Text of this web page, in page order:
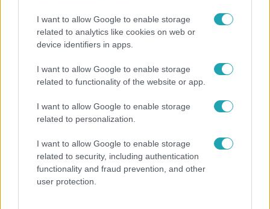
I want to allow Google to enable storage
related to analytics like cookies on web or
device identifiers in apps.
I want to allow Google to enable storage
related to functionality of the website or app.
I want to allow Google to enable storage
related to personalization.
I want to allow Google to enable storage
related to security, including authentication
functionality and fraud prevention, and other
user protection.
Drága örökösök
Stefi teljesen összeomlott?
a pletykát, hogy Szappanos Kata babát vár... A legújabb
részt ITT tudod visszanézni!